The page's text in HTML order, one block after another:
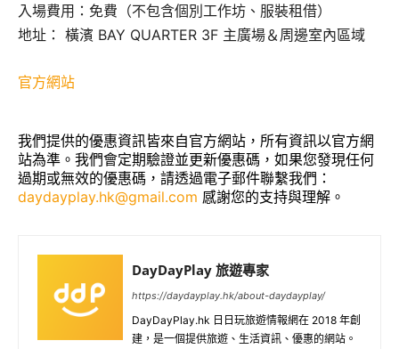
入場費用：免費（不包含個別工作坊、服裝租借）
地址： 橫濱 BAY QUARTER 3F 主廣場＆周邊室內區域
官方網站
我們提供的優惠資訊皆來自官方網站，所有資訊以官方網
站為準。我們會定期驗證並更新優惠碼，如果您發現任何
過期或無效的優惠碼，請透過電子郵件聯繫我們：
daydayplay.hk@gmail.com 感謝您的支持與理解。
DayDayPlay 旅遊專家
https://daydayplay.hk/about-daydayplay/
DayDayPlay.hk 日日玩旅遊情報網在 2018 年創
建，是一個提供旅遊、生活資訊、優惠的網站。